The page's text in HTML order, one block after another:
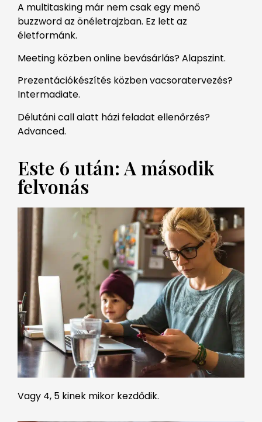
A multitasking már nem csak egy menő
buzzword az önéletrajzban. Ez lett az
életformánk.
Meeting közben online bevásárlás? Alapszint.
Prezentációkészítés közben vacsoratervezés?
Intermadiate.
Délutáni call alatt házi feladat ellenőrzés?
Advanced.
Este 6 után: A második
felvonás
Vagy 4, 5 kinek mikor kezdődik.